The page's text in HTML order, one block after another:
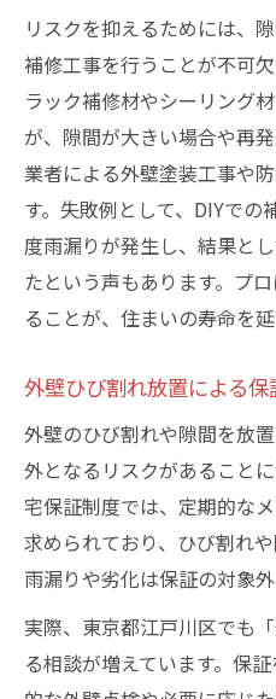
リスクを抑えるためには、
補修工事を行うことが不可
ラック補修材やシーリング
が、隙間が大きい場合や再
業者による外壁塗装工事や
す。失敗例として、DIYで
度雨漏りが発生し、結果と
たという声もあります。プ
ることが、住まいの寿命を延
外壁ひび割れ放置による
外壁のひび割れや隙間を放
外となるリスクがあること
宅保証制度では、定期的な
求められており、ひび割れ
雨漏りや劣化は保証の対象
実際、東京都江戸川区でも
る相談が増えています。保